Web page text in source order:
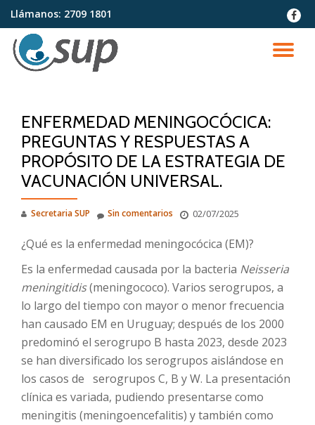
Saltar
contenido
Llámanos: 2709 1801
fa-
ENFERMEDAD MENINGOCÓCICA:
PREGUNTAS Y RESPUESTAS A
PROPÓSITO DE LA ESTRATEGIA DE
VACUNACIÓN UNIVERSAL.
Secretaria SUP 02/07/2025
Sin comentarios
¿Qué es la enfermedad meningocócica (EM)?
Es la enfermedad causada por la bacteria Neisseria
meningitidis(meningococo). Varios serogrupos, a
lo largo del tiempo con mayor o menor frecuencia
han causado EM en Uruguay; después de los 2000
predominó el serogrupo B hasta 2023, desde 2023
se han diversificado los serogrupos aislándose en
los casos de serogrupos C, B y W. La presentación
clínica es variada, pudiendo presentarse como
meningitis (meningoencefalitis) y también como